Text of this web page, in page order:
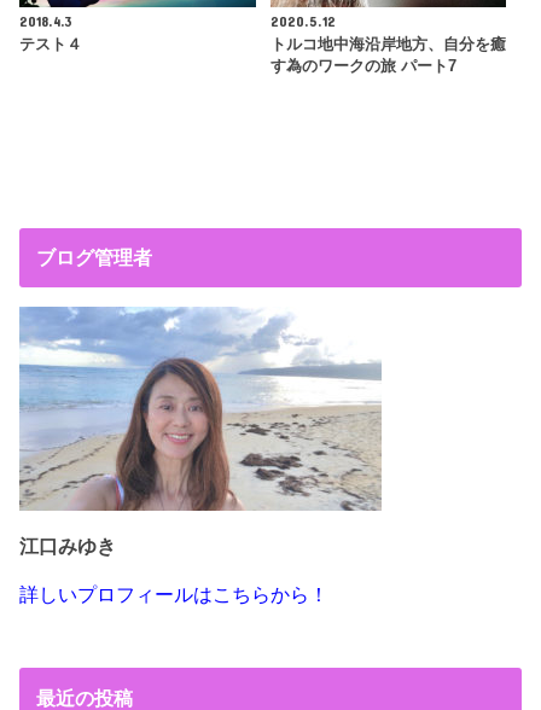
2018.4.3
テスト４
2020.5.12
トルコ地中海沿岸地方、自分を癒
す為のワークの旅 パート7
ブログ管理者
江口みゆき
詳しいプロフィールはこちらから！
最近の投稿